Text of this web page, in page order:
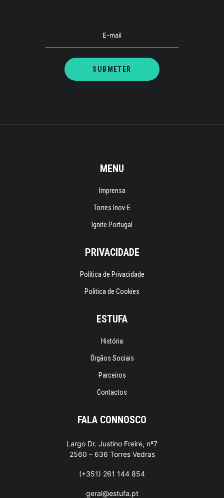
MENU
Imprensa
Torres Inov-E
Ignite Portugal
PRIVACIDADE
Política de Privacidade
Politica de Cookies
ESTUFA
História
Órgãos Sociais
Parceiros
Contactos
FALA CONNOSCO
Largo Dr. Justino Freire, nº7
2560 – 636 Torres Vedras
(+351) 261 144 854
geral@estufa.pt